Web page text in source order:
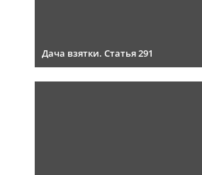
Дача взятки. Статья 291